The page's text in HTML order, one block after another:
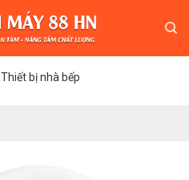
Thiết bị nhà bếp